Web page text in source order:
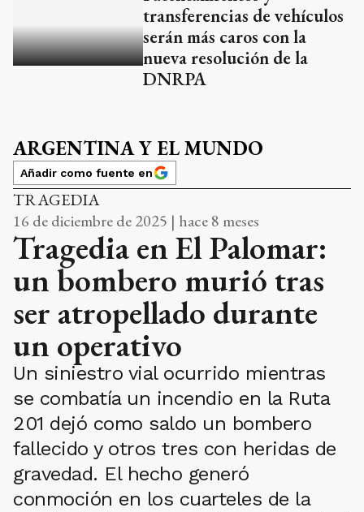
transferencias de vehículos
serán más caros con la
nueva resolución de la
DNRPA
ARGENTINA Y EL MUNDO
Añadir como fuente en
TRAGEDIA
16 de diciembre de 2025 | hace 8 meses
Tragedia en El Palomar:
un bombero murió tras
ser atropellado durante
un operativo
Un siniestro vial ocurrido mientras
se combatía un incendio en la Ruta
201 dejó como saldo un bombero
fallecido y otros tres con heridas de
gravedad. El hecho generó
conmoción en los cuarteles de la